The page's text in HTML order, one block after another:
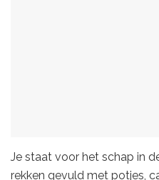
Je staat voor het schap in
rekken gevuld met potjes,